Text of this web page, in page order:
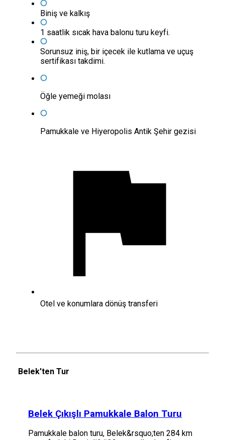
Biniş ve kalkış
1 saatlik sıcak hava balonu turu keyfi.
Sorunsuz iniş, bir içecek ile kutlama ve uçuş
sertifikası takdimi.
Öğle yemeği molası
Pamukkale ve Hiyeropolis Antik Şehir gezisi
Otel ve konumlara dönüş transferi
Belek'ten Tur
Belek Çıkışlı Pamukkale Balon Turu
Pamukkale balon turu, Belek&rsquo;ten 284 km